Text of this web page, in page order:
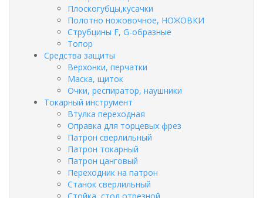
Плоскогубцы,кусачки
Полотно ножовочное, НОЖОВКИ
Струбцины F, G-образные
Топор
Средства защиты
Верхонки, перчатки
Маска, щиток
Очки, респиратор, наушники
Токарный инструмент
Втулка переходная
Оправка для торцевых фрез
Патрон сверлильный
Патрон токарный
Патрон цанговый
Переходник на патрон
Станок сверлильный